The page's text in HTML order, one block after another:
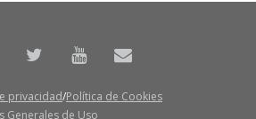
privacidad Política de Cookies
Generales de Uso